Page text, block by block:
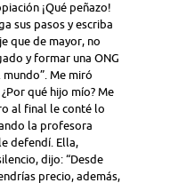
¡Qué peñazo!
sus pasos y escriba
que de mayor, no
y formar una ONG
Me miró
qué hijo mío? Me
al final le conté lo
la profesora
defendí. Ella,
dijo: “Desde
precio, además,